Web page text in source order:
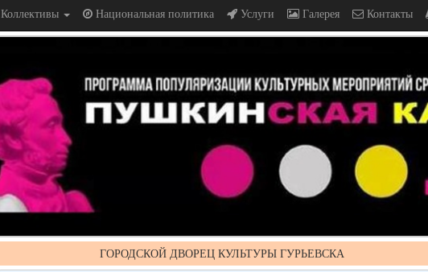
Коллективы Национальная политика Услуги Галерея Контакты
ГОРОДСКОЙ ДВОРЕЦ КУЛЬТУРЫ ГУРЬЕВСКА